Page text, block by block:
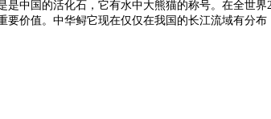
国的活化石，它有水中大熊猫的称号。在全世界
价值。中华鲟它现在仅仅在我国的长江流域有分布